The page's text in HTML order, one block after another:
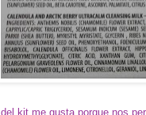
kit me gusta porque nos